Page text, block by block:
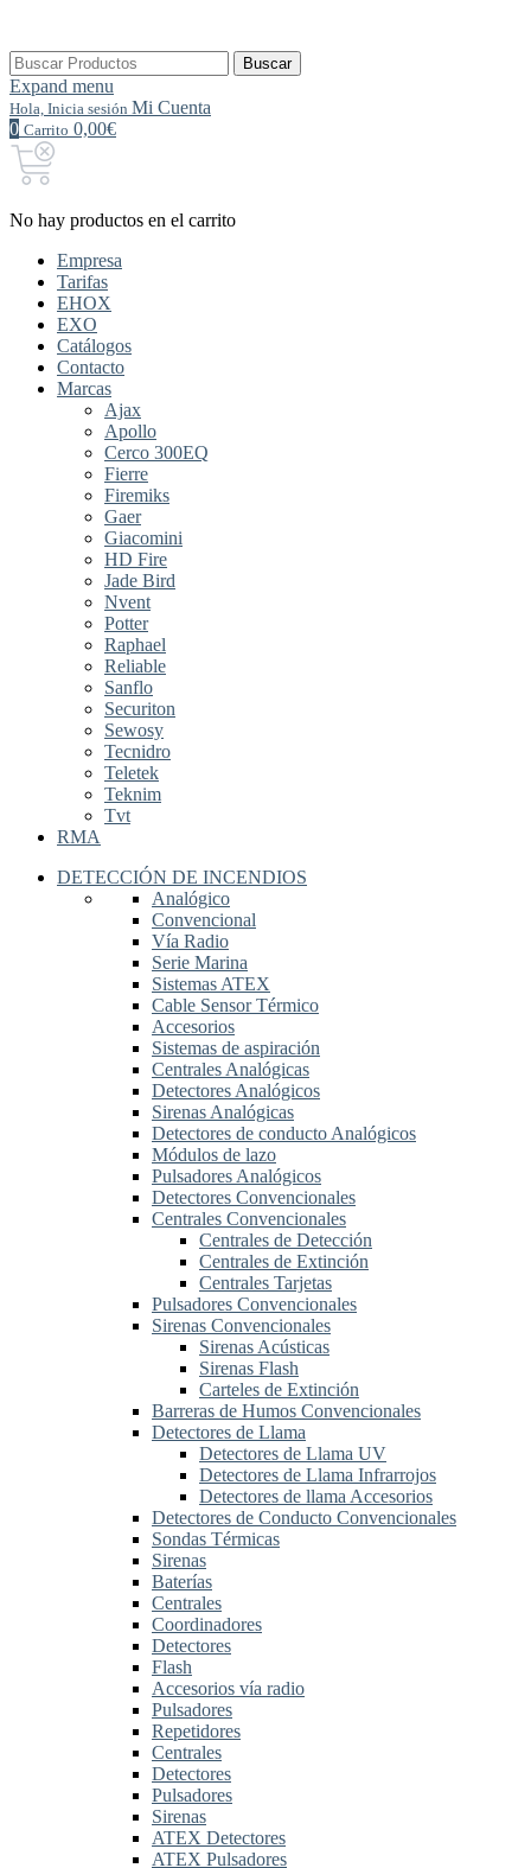
Buscar
por:
Buscar
Expand menu
Hola, Inicia sesión Mi Cuenta
0 Carrito 0,00€
No hay productos en el carrito
Empresa
Tarifas
EHOX
EXO
Catálogos
Contacto
Marcas
Ajax
Apollo
Cerco 300EQ
Fierre
Firemiks
Gaer
Giacomini
HD Fire
Jade Bird
Nvent
Potter
Raphael
Reliable
Sanflo
Securiton
Sewosy
Tecnidro
Teletek
Teknim
Tvt
RMA
DETECCIÓN DE INCENDIOS
Analógico
Convencional
Vía Radio
Serie Marina
Sistemas ATEX
Cable Sensor Térmico
Accesorios
Sistemas de aspiración
Centrales Analógicas
Detectores Analógicos
Sirenas Analógicas
Detectores de conducto Analógicos
Módulos de lazo
Pulsadores Analógicos
Detectores Convencionales
Centrales Convencionales
Centrales de Detección
Centrales de Extinción
Centrales Tarjetas
Pulsadores Convencionales
Sirenas Convencionales
Sirenas Acústicas
Sirenas Flash
Carteles de Extinción
Barreras de Humos Convencionales
Detectores de Llama
Detectores de Llama UV
Detectores de Llama Infrarrojos
Detectores de llama Accesorios
Detectores de Conducto Convencionales
Sondas Térmicas
Sirenas
Baterías
Centrales
Coordinadores
Detectores
Flash
Accesorios vía radio
Pulsadores
Repetidores
Centrales
Detectores
Pulsadores
Sirenas
ATEX Detectores
ATEX Pulsadores